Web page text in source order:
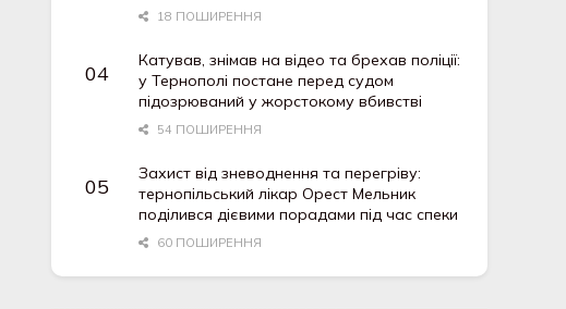
18 ПОШИРЕННЯ
Катував, знімав на відео та брехав поліції:
у Тернополі постане перед судом
підозрюваний у жорстокому вбивстві
54 ПОШИРЕННЯ
Захист від зневоднення та перегріву:
тернопільський лікар Орест Мельник
поділився дієвими порадами під час спеки
60 ПОШИРЕННЯ